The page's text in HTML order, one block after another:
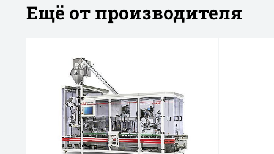
Ещё от производителя